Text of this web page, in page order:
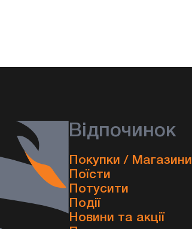
Відпочинок
Покупки / Магазини
Поїсти
Потусити
Події
Новини та акції